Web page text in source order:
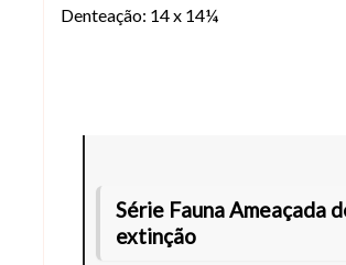
Denteação: 14 x 14¼
Série Fauna Ameaçada
extinção